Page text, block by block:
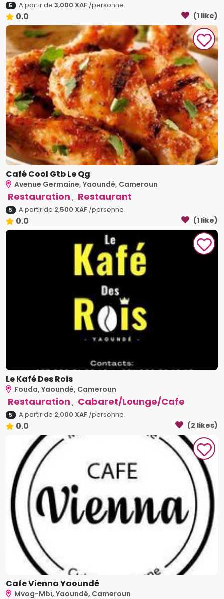
5 A partir de 3,000 XAF/personne.
0.0 (1 like)
Café Cool Gtb Le Qg
Avenue Germaine, Yaoundé, Cameroun
Restauration , Restaurant
5 A partir de 2,500 XAF/personne.
0.0 (1 like)
Le Kafé Des Rois
Fouda, Yaoundé, Cameroun
Restauration , Cabaret/Lounge/Cafe
5 A partir de 2,000 XAF/personne.
0.0 (2 likes)
Cafe Vienna Yaoundé
Mvog-Mbi, Yaoundé, Cameroun